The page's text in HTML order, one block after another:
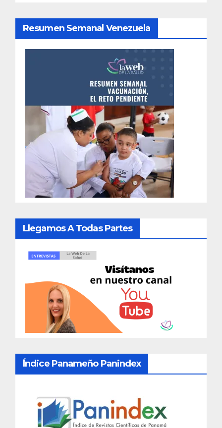
Resumen Semanal Venezuela
Llegamos A Todas Partes
Índice Panameño Panindex